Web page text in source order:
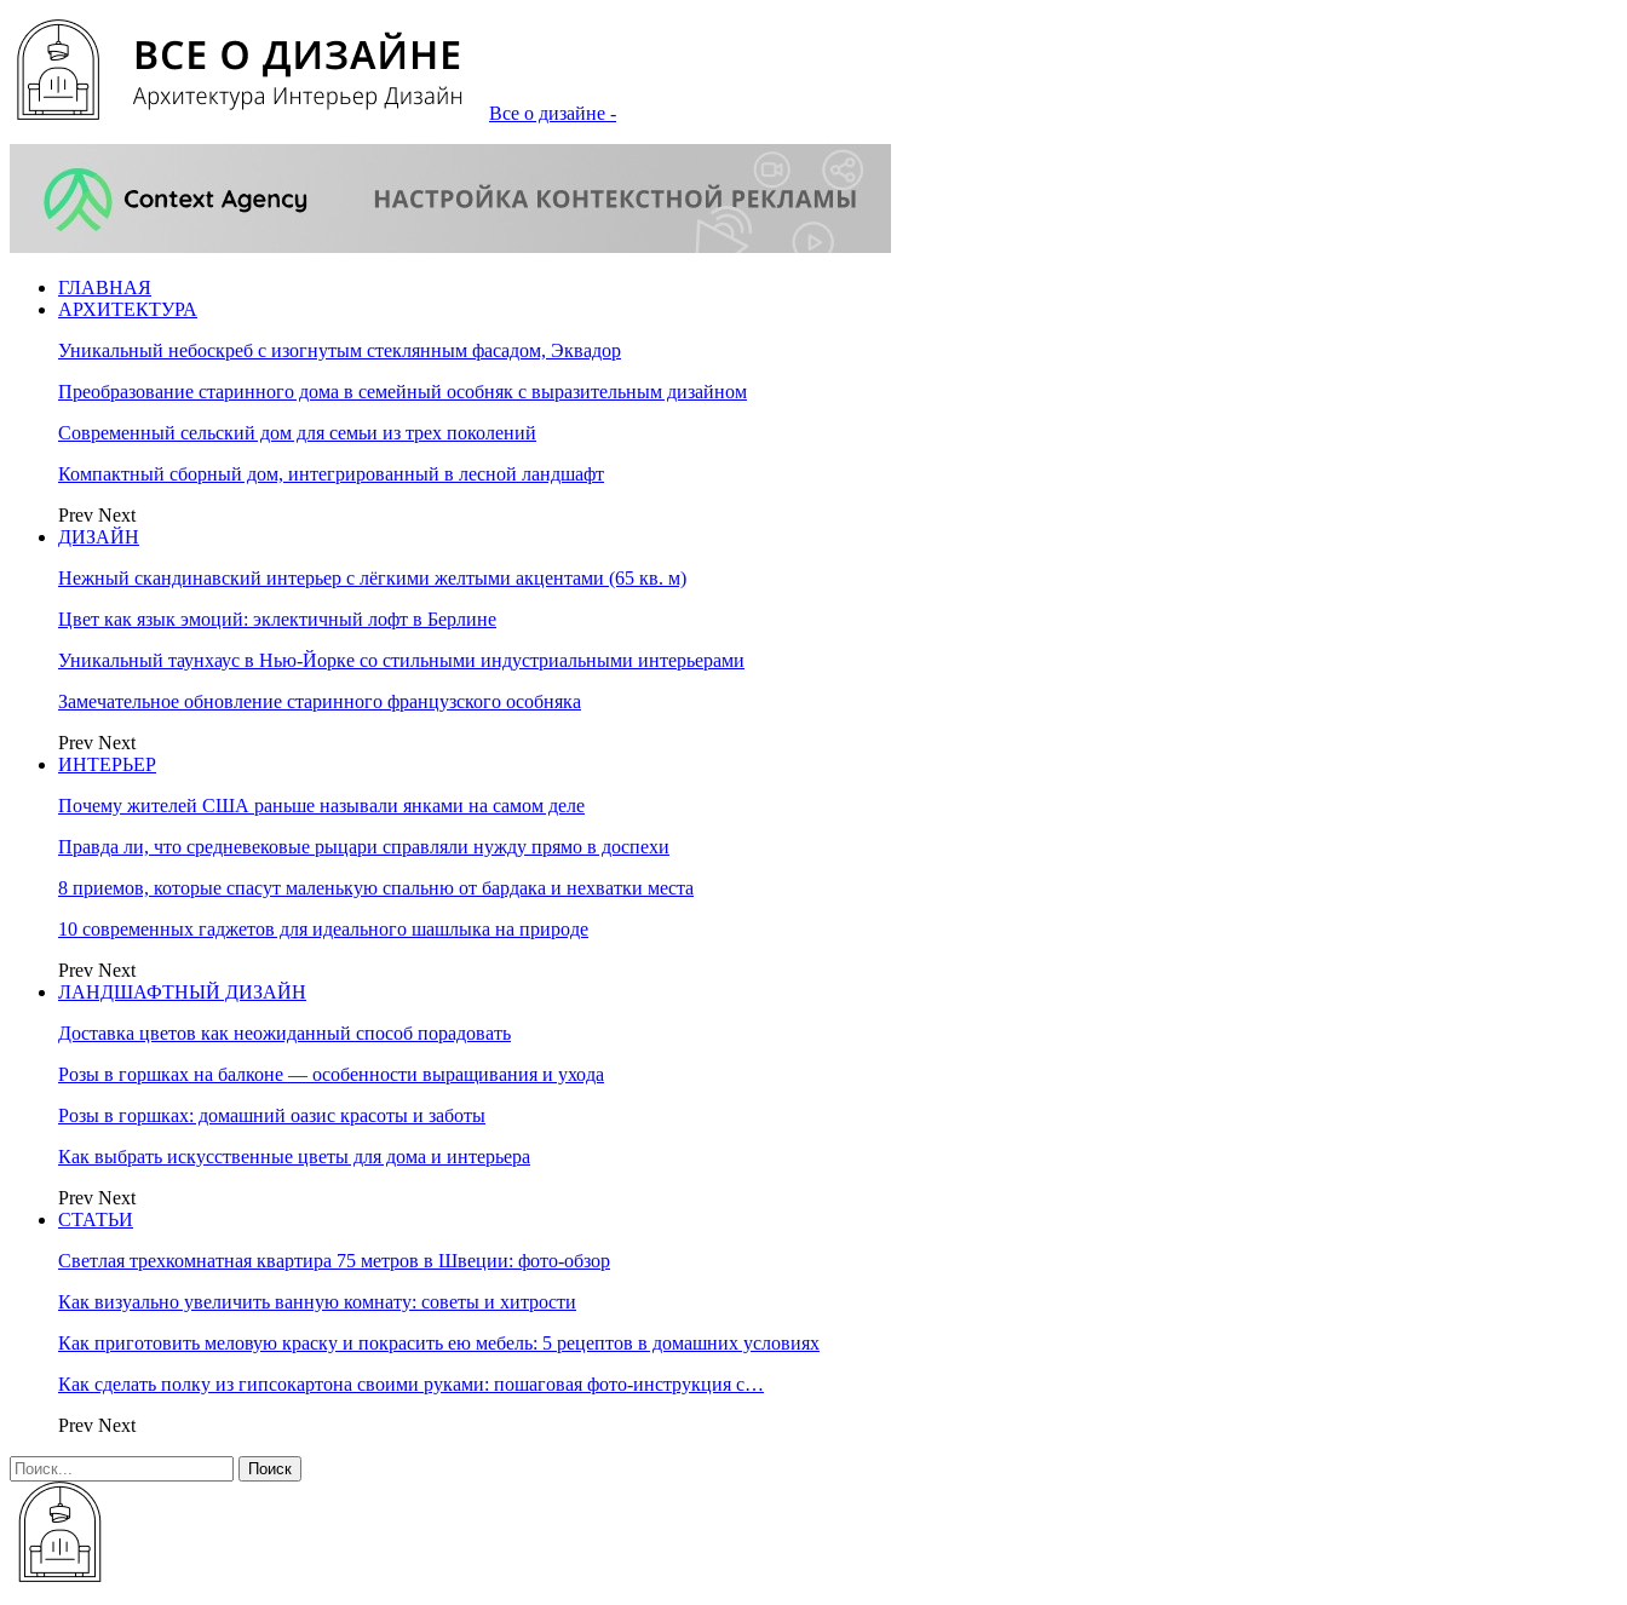
Все о дизайне -
ГЛАВНАЯ
АРХИТЕКТУРА
Уникальный небоскреб с изогнутым стеклянным фасадом, Эквадор
Преобразование старинного дома в семейный особняк с выразительным дизайном
Современный сельский дом для семьи из трех поколений
Компактный сборный дом, интегрированный в лесной ландшафт
Prev Next
ДИЗАЙН
Нежный скандинавский интерьер с лёгкими желтыми акцентами (65 кв. м)
Цвет как язык эмоций: эклектичный лофт в Берлине
Уникальный таунхаус в Нью-Йорке со стильными индустриальными интерьерами
Замечательное обновление старинного французского особняка
Prev Next
ИНТЕРЬЕР
Почему жителей США раньше называли янками на самом деле
Правда ли, что средневековые рыцари справляли нужду прямо в доспехи
8 приемов, которые спасут маленькую спальню от бардака и нехватки места
10 современных гаджетов для идеального шашлыка на природе
Prev Next
ЛАНДШАФТНЫЙ ДИЗАЙН
Доставка цветов как неожиданный способ порадовать
Розы в горшках на балконе — особенности выращивания и ухода
Розы в горшках: домашний оазис красоты и заботы
Как выбрать искусственные цветы для дома и интерьера
Prev Next
СТАТЬИ
Светлая трехкомнатная квартира 75 метров в Швеции: фото-обзор
Как визуально увеличить ванную комнату: советы и хитрости
Как приготовить меловую краску и покрасить ею мебель: 5 рецептов в домашних условиях
Как сделать полку из гипсокартона своими руками: пошаговая фото-инструкция с…
Prev Next